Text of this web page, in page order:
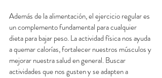
Además de la alimentación, el ejercicio regular es
un complemento fundamental para cualquier
dieta para bajar peso. La actividad física nos ayuda
a quemar calorías, fortalecer nuestros músculos y
mejorar nuestra salud en general. Buscar
actividades que nos gusten y se adapten a